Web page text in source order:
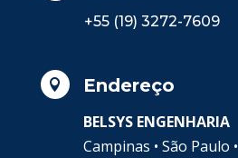
+55 (19) 3272-7609
 Endereço
BELSYS ENGENHARIA
Campinas • São Paulo •